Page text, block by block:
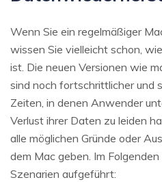
Wenn Sie ein regelmäßiger
wissen Sie vielleicht schon,
ist. Die neuen Versionen wie
sind noch fortschrittlicher und
Zeiten, in denen Anwender
Verlust ihrer Daten zu leiden
alle möglichen Gründe oder
dem Mac geben. Im
Szenarien aufgeführt: